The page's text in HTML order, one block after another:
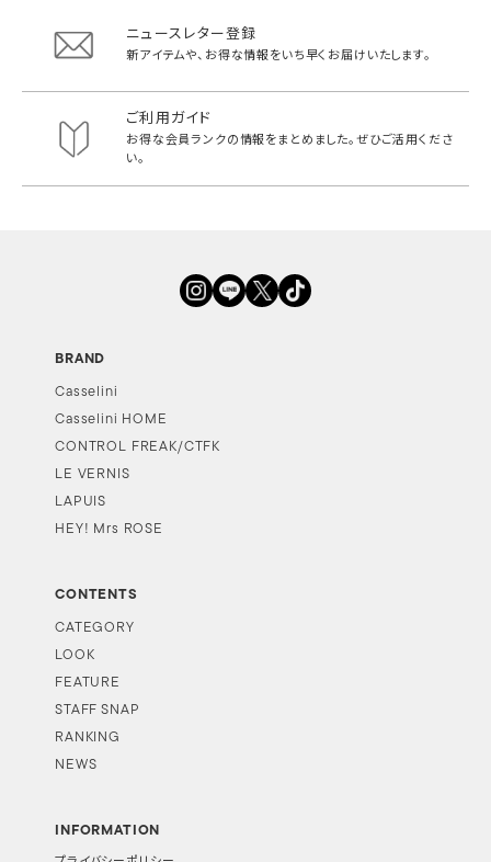
ニュースレター登録
新アイテムや、お得な情報をいち早く お届けいたします。
ご利用ガイド
お得な会員ランクの情報をまとめました。ぜひご活用くださ
い。
BRAND
Casselini
Casselini HOME
CONTROL FREAK/CTFK
LE VERNIS
LAPUIS
HEY! Mrs ROSE
CONTENTS
CATEGORY
LOOK
FEATURE
STAFF SNAP
RANKING
NEWS
INFORMATION